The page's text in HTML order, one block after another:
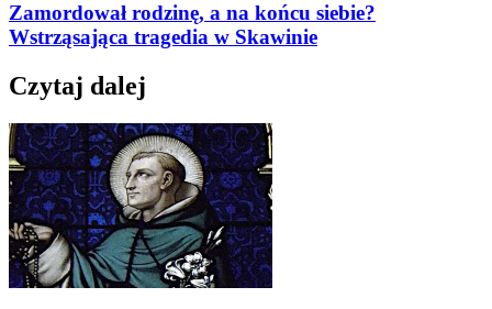
Zamordował rodzinę, a na końcu siebie?
Wstrząsająca tragedia w Skawinie
Czytaj dalej